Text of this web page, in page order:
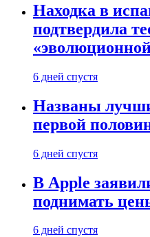
Находка в
подтвердила
6 дней спустя
Названы
первой
6 дней спустя
В Apple
поднимать
6 дней спустя